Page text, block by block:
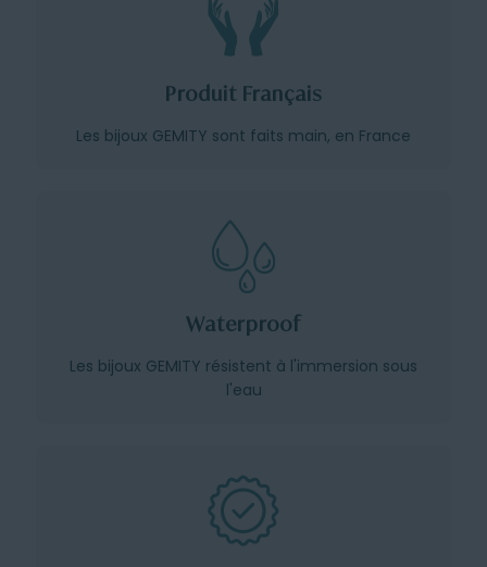
Produit Français
Les bijoux GEMITY sont faits main, en France
Waterproof
Les bijoux GEMITY résistent à l'immersion sous
l'eau